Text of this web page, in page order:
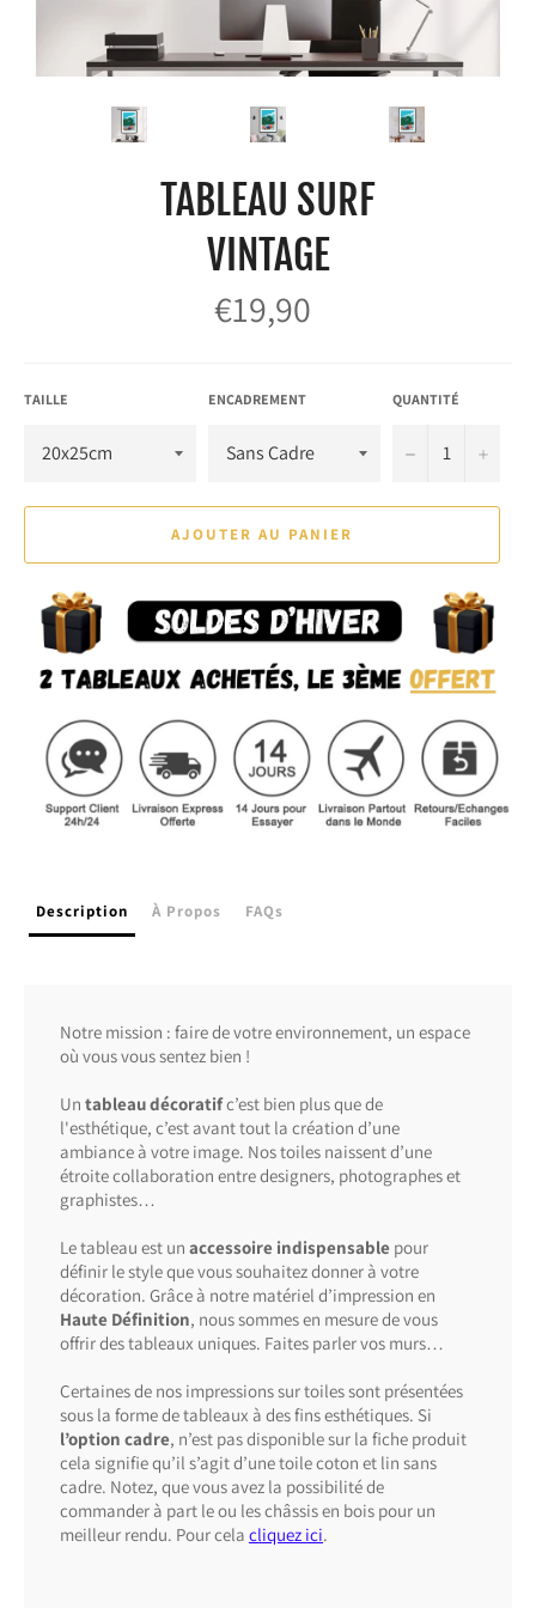
TABLEAU SURF
VINTAGE
Prix
régulier
€19,90
TAILLE ENCADREMENT QUANTITÉ
− +
AJOUTER AU PANIER
Description À Propos FAQs
Notre mission : faire de votre environnement, un espace
où vous vous sentez bien !
Un tableau décoratifc’est bien plus que de
l'esthétique, c’est avant tout la création d’une
ambiance à votre image. Nos toiles naissent d’une
étroite collaboration entre designers, photographes et
graphistes…
Le tableau est un accessoire indispensable pour
définir le style que vous souhaitez donner à votre
décoration. Grâce à notre matériel d’impression en
Haute Définition, nous sommes en mesure de vous
offrir des tableaux uniques. Faites parler vos murs…
Certaines de nos impressions sur toiles sont présentées
sous la forme de tableaux à des fins esthétiques. Si
l’option cadre, n’est pas disponible sur la fiche produit
cela signifie qu’il s’agit d’une toile coton et lin sans
cadre. Notez, que vous avez la possibilité de
commander à part le ou les châssis en bois pour un
meilleur rendu. Pour cela cliquez ici.